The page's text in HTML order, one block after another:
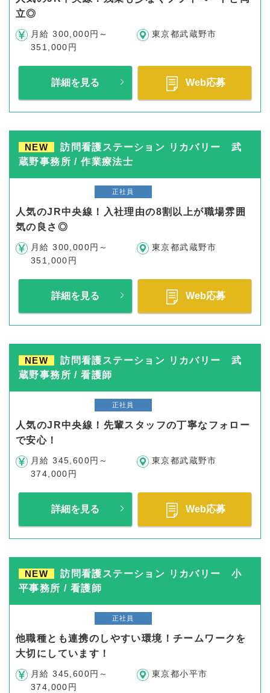
立◎
月給 300,000円～
351,000円
東京都武蔵野市
詳細を見る Web応募
NEW
訪問看護ステーション リカバリー 武
蔵野事務所 / 作業療法士
正社員
人気のJR中央線！入社理由の8割以上が職場雰囲
気の良さ◎
月給 300,000円～
351,000円
東京都武蔵野市
詳細を見る Web応募
NEW
訪問看護ステーション リカバリー 武
蔵野事務所 / 看護師
正社員
人気のJR中央線！先輩スタッフの丁寧なフォロー
で安心！
月給 345,600円～
374,000円
東京都武蔵野市
詳細を見る Web応募
NEW
訪問看護ステーション リカバリー 小
平事務所 / 看護師
正社員
他職種とも連携のしやすい環境！チームワークを
大切にしています！
月給 345,600円～
374,000円
東京都小平市